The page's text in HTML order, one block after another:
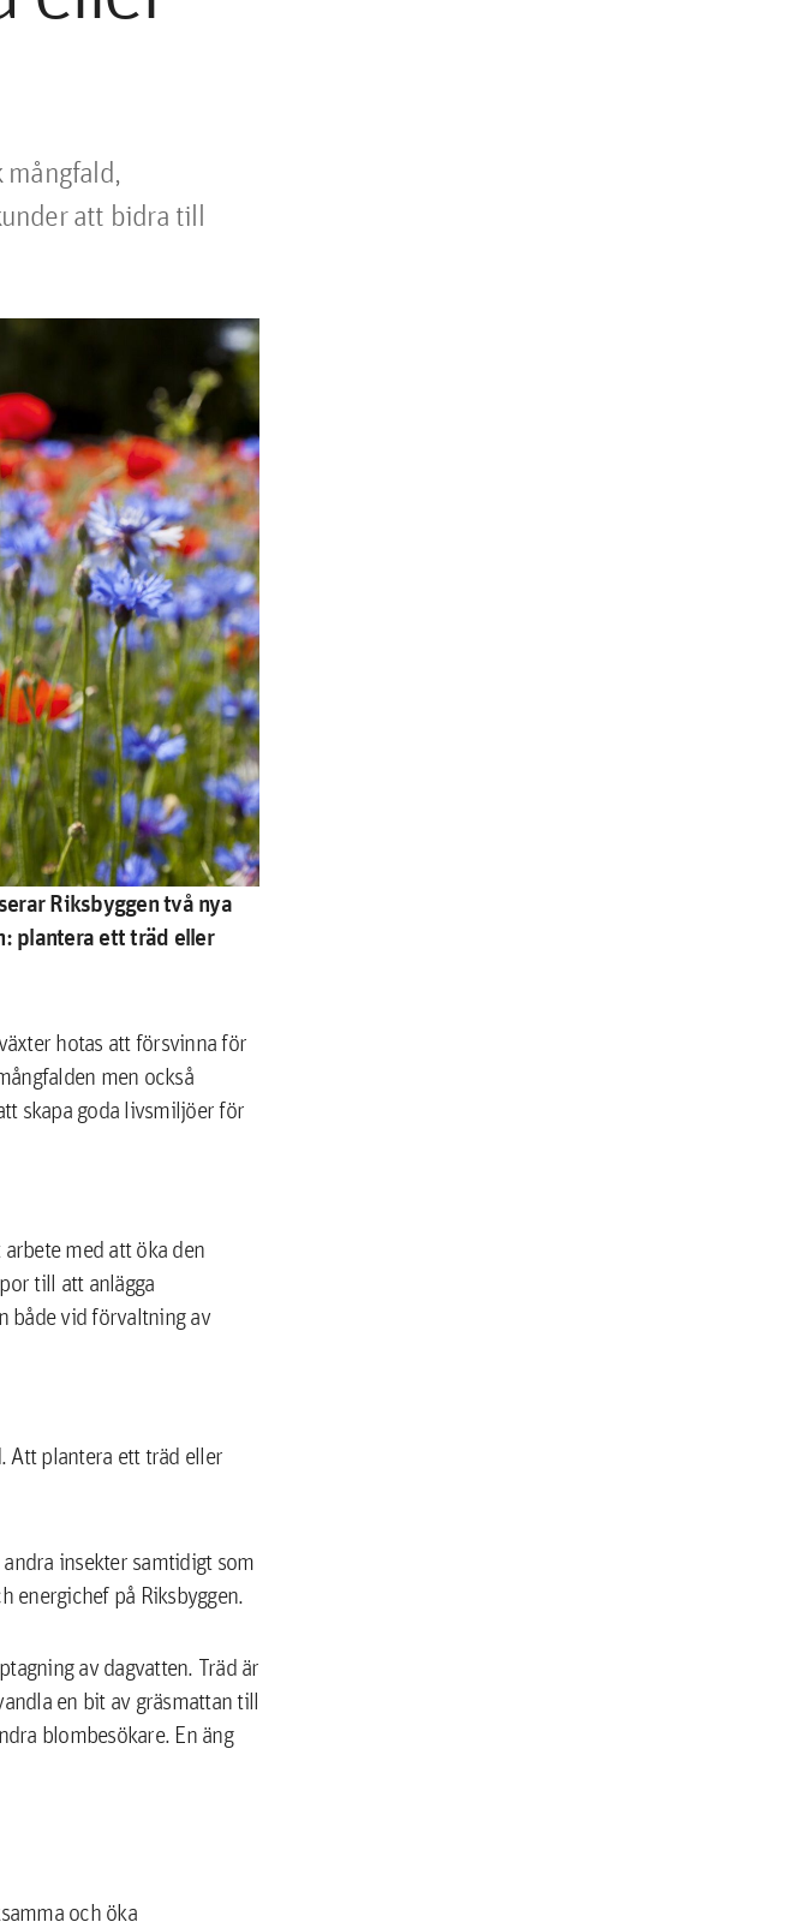
mångfald,
att bidra till
Riksbyggen två nya
plantera ett träd eller
hotas att försvinna för
men också
skapa goda livsmiljöer för
med att öka den
till att anlägga
både vid förvaltning av
Att plantera ett träd eller
insekter samtidigt som
energichef på Riksbyggen.
av dagvatten. Träd är
en bit av gräsmattan till
blombesökare. En äng
och öka